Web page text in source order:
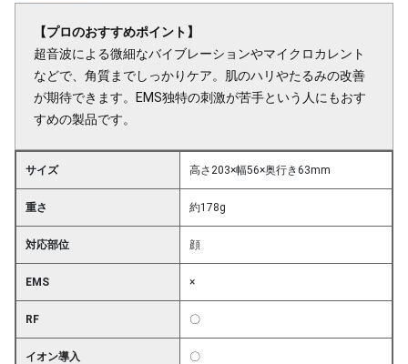
【プロのおすすめポイント】
超音波による微細なバイブレーションやマイクロカレント
などで、角質までしっかりケア。肌のハリやたるみの改善
が期待できます。EMS独特の刺激が苦手という人にもおす
すめの製品です。
サイズ 高さ203×幅56×奥行き63mm
重さ 約178g
対応部位 顔
EMS ×
RF 〇
イオン導入 〇